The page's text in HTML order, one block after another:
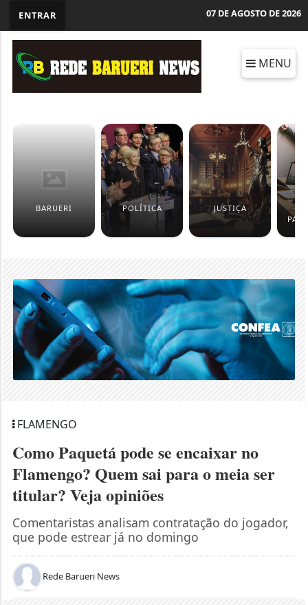
ENTRAR 07 DE AGOSTO DE 2026
MENU
BARUERI POLÍTICA JUSTIÇA
FLAMENGO
Como Paquetá pode se encaixar no
Flamengo? Quem sai para o meia ser
titular? Veja opiniões
Comentaristas analisam contratação do jogador,
que pode estrear já no domingo
Rede Barueri News